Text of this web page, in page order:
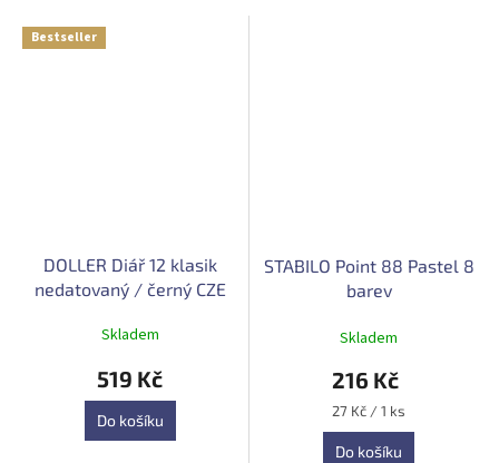
Bestseller
DOLLER Diář 12 klasik
nedatovaný / černý CZE
Průměrné
hodnocení
produktu
je
4,8
z
Skladem
519 Kč
Do košíku
STABILO Point 88 Pastel 8
barev
Skladem
216 Kč
Měrná
cena:
27 Kč / 1 ks
Do košíku